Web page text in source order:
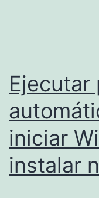
Ejecutar
iniciar
instalar